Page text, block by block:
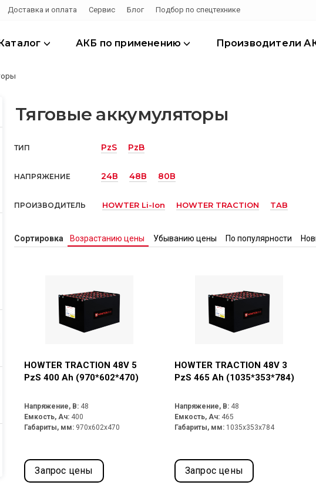
Доставка и оплата Сервис Блог Подбор по спецтехнике
АКБ по применению Производители
Тяговые аккумуляторы
ТИП PzS PzB
НАПРЯЖЕНИЕ 24В 48В 80В
ПРОИЗВОДИТЕЛЬ HOWTER Li-Ion HOWTER TRACTION TAB
Сортировка Возрастанию цены Убыванию цены По популярности
HOWTER TRACTION 48V 5
PzS 400 Ah (970*602*470)
Напряжение, В: 48
Емкость, Ач: 400
Габариты, мм: 970x602x470
Запрос цены
HOWTER TRACTION 48V 3
PzS 465 Ah (1035*353*784)
Напряжение, В: 48
Емкость, Ач: 465
Габариты, мм: 1035x353x784
Запрос цены